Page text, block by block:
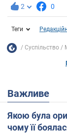
2 0
Теги
Суспільство
Важливе
Якою була
чому її